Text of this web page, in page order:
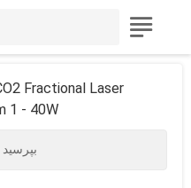

Fractional Laser
1 - 40W
از Qoute بپرسید